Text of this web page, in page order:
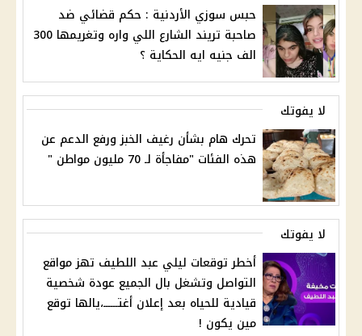
حبس سوزي الأردنية : حكم قضائي ضد
صاحبة تريند الشارع اللي واره وتغريمها 300
الف جنيه ايه الحكاية ؟
لا يفوتك
تحرك هام بشأن رغيف الخبز ورفع الدعم عن
هذه الفئات "مفاجأة لـ 70 مليون مواطن "
لا يفوتك
أخطر توقعات ليلي عبد اللطيف تهز مواقع
التواصل وتشغل بال الجميع عودة شخصية
قيادية للحياه بعد إعلان أغتــــــ،يالها توقع
مين يكون !